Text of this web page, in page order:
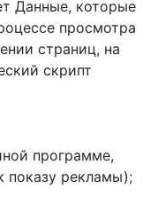
Данные, которые
просмотра
страниц, на
скрипт
программе,
показу рекламы);